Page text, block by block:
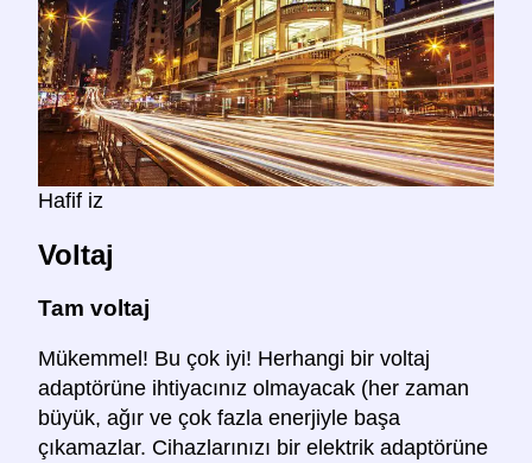
Hafif iz
Voltaj
Tam voltaj
Mükemmel! Bu çok iyi! Herhangi bir voltaj
adaptörüne ihtiyacınız olmayacak (her zaman
büyük, ağır ve çok fazla enerjiyle başa
çıkamazlar. Cihazlarınızı bir elektrik adaptörüne